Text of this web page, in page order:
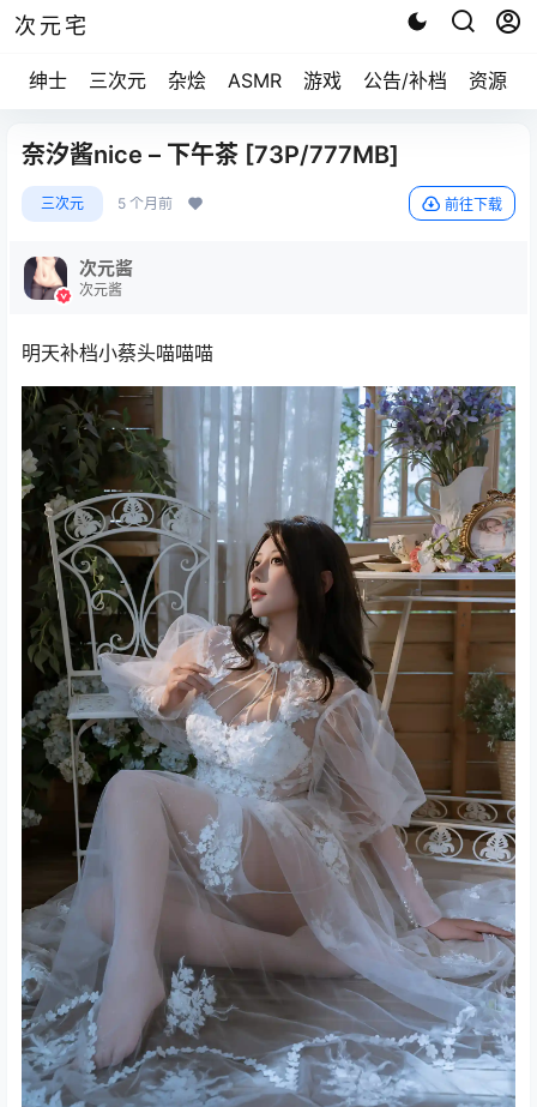
次元宅
绅士 三次元 杂烩 ASMR 游戏 公告/补档 资源求
奈汐酱nice – 下午茶 [73P/777MB]
三次元 5 个月前 前往下载
次元酱
次元酱
明天补档小蔡头喵喵喵